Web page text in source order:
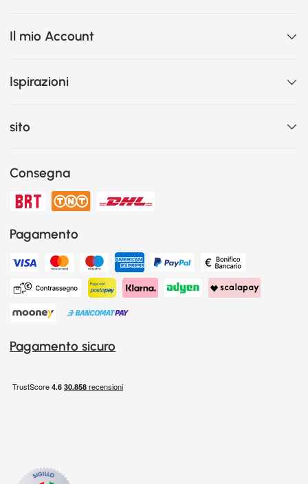
Il mio Account
Ispirazioni
sito
Consegna
Pagamento
Pagamento sicuro